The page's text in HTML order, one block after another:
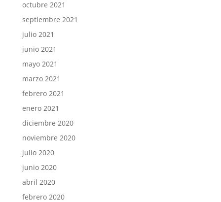
octubre 2021
septiembre 2021
julio 2021
junio 2021
mayo 2021
marzo 2021
febrero 2021
enero 2021
diciembre 2020
noviembre 2020
julio 2020
junio 2020
abril 2020
febrero 2020